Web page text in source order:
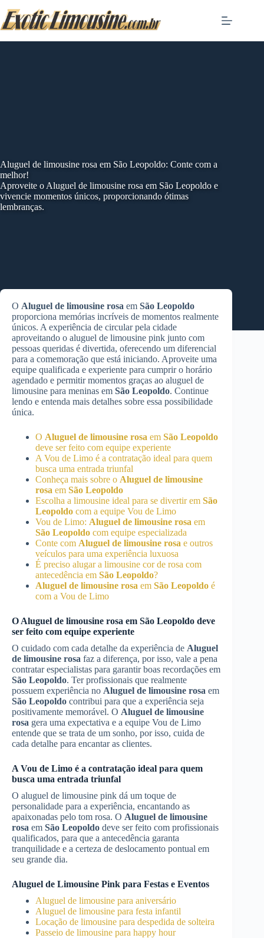
to
content
Aluguel de limousine rosa em São Leopoldo: Conte com a
melhor!
Aproveite o Aluguel de limousine rosa em São Leopoldo e
vivencie momentos únicos, proporcionando ótimas
lembranças.
O Aluguel de limousine rosa em São Leopoldo
proporciona memórias incríveis de momentos realmente
únicos. A experiência de circular pela cidade
aproveitando o aluguel de limousine pink junto com
pessoas queridas é divertida, oferecendo um diferencial
para a comemoração que está iniciando. Aproveite uma
equipe qualificada e experiente para cumprir o horário
agendado e permitir momentos graças ao aluguel de
limousine para meninas em São Leopoldo. Continue
lendo e entenda mais detalhes sobre essa possibilidade
única.
O Aluguel de limousine rosa em São Leopoldo
deve ser feito com equipe experiente
A Vou de Limo é a contratação ideal para quem
busca uma entrada triunfal
Conheça mais sobre o Aluguel de limousine
rosa em São Leopoldo
Escolha a limousine ideal para se divertir em São
Leopoldo com a equipe Vou de Limo
Vou de Limo: Aluguel de limousine rosa em
São Leopoldo com equipe especializada
Conte com Aluguel de limousine rosa e outros
veículos para uma experiência luxuosa
É preciso alugar a limousine cor de rosa com
antecedência em São Leopoldo?
Aluguel de limousine rosa em São Leopoldo é
com a Vou de Limo
O Aluguel de limousine rosa em São Leopoldo deve
ser feito com equipe experiente
O cuidado com cada detalhe da experiência de Aluguel
de limousine rosa faz a diferença, por isso, vale a pena
contratar especialistas para garantir boas recordações em
São Leopoldo. Ter profissionais que realmente
possuem experiência no Aluguel de limousine rosa em
São Leopoldo contribui para que a experiência seja
positivamente memorável. O Aluguel de limousine
rosa gera uma expectativa e a equipe Vou de Limo
entende que se trata de um sonho, por isso, cuida de
cada detalhe para encantar as clientes.
A Vou de Limo é a contratação ideal para quem
busca uma entrada triunfal
O aluguel de limousine pink dá um toque de
personalidade para a experiência, encantando as
apaixonadas pelo tom rosa. O Aluguel de limousine
rosa em São Leopoldo deve ser feito com profissionais
qualificados, para que a antecedência garanta
tranquilidade e a certeza de deslocamento pontual em
seu grande dia.
Aluguel de Limousine Pink para Festas e Eventos
Aluguel de limousine para aniversário
Aluguel de limousine para festa infantil
Locação de limousine para despedida de solteira
Passeio de limousine para happy hour